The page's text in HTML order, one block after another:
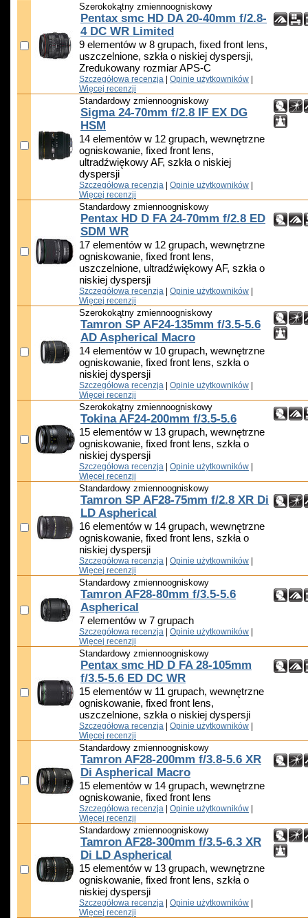
Szerokokątny zmiennoogniskowy
Pentax smc HD DA 20-40mm f/2.8-
4 DC WR Limited
9 elementów w 8 grupach, fixed front lens,
uszczelnione, szkła o niskiej dyspersji,
Zredukowany rozmiar APS-C
Szczegółowa recenzja Opinie użytkowników
Więcej recenzji
Standardowy zmiennoogniskowy
Sigma 24-70mm f/2.8 IF EX DG
HSM
14 elementów w 12 grupach, wewnętrzne
ogniskowanie, fixed front lens,
ultradźwiękowy AF, szkła o niskiej
dyspersji
Szczegółowa recenzja Opinie użytkowników
Więcej recenzji
Standardowy zmiennoogniskowy
Pentax HD D FA 24-70mm f/2.8 ED
SDM WR
17 elementów w 12 grupach, wewnętrzne
ogniskowanie, fixed front lens,
uszczelnione, ultradźwiękowy AF, szkła o
niskiej dyspersji
Szczegółowa recenzja Opinie użytkowników
Więcej recenzji
Szerokokątny zmiennoogniskowy
Tamron SP AF24-135mm f/3.5-5.6
AD Aspherical Macro
14 elementów w 10 grupach, wewnętrzne
ogniskowanie, fixed front lens, szkła o
niskiej dyspersji
Szczegółowa recenzja Opinie użytkowników
Więcej recenzji
Szerokokątny zmiennoogniskowy
Tokina AF24-200mm f/3.5-5.6
15 elementów w 13 grupach, wewnętrzne
ogniskowanie, fixed front lens, szkła o
niskiej dyspersji
Szczegółowa recenzja Opinie użytkowników
Więcej recenzji
Standardowy zmiennoogniskowy
Tamron SP AF28-75mm f/2.8 XR Di
LD Aspherical
16 elementów w 14 grupach, wewnętrzne
ogniskowanie, fixed front lens, szkła o
niskiej dyspersji
Szczegółowa recenzja Opinie użytkowników
Więcej recenzji
Standardowy zmiennoogniskowy
Tamron AF28-80mm f/3.5-5.6
Aspherical
7 elementów w 7 grupach
Szczegółowa recenzja Opinie użytkowników
Więcej recenzji
Standardowy zmiennoogniskowy
Pentax smc HD D FA 28-105mm
f/3.5-5.6 ED DC WR
15 elementów w 11 grupach, wewnętrzne
ogniskowanie, fixed front lens,
uszczelnione, szkła o niskiej dyspersji
Szczegółowa recenzja Opinie użytkowników
Więcej recenzji
Standardowy zmiennoogniskowy
Tamron AF28-200mm f/3.8-5.6 XR
Di Aspherical Macro
15 elementów w 14 grupach, wewnętrzne
ogniskowanie, fixed front lens
Szczegółowa recenzja Opinie użytkowników
Więcej recenzji
Standardowy zmiennoogniskowy
Tamron AF28-300mm f/3.5-6.3 XR
Di LD Aspherical
15 elementów w 13 grupach, wewnętrzne
ogniskowanie, fixed front lens, szkła o
niskiej dyspersji
Szczegółowa recenzja Opinie użytkowników
Więcej recenzji